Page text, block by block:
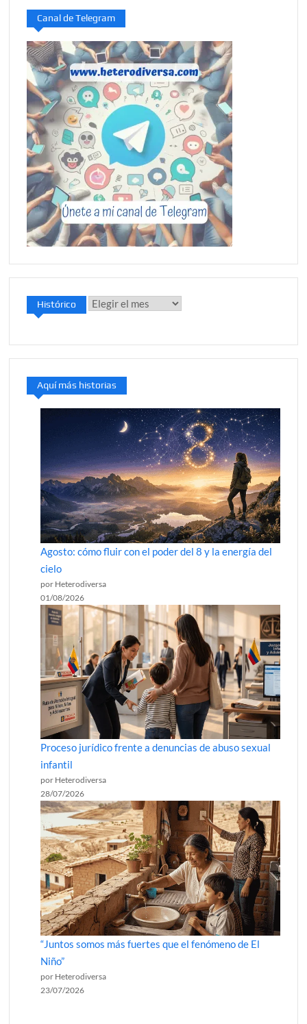
Canal de Telegram
Histórico Histórico
Aquí más historias
Agosto: cómo fluir con el poder del 8 y la energía del
cielo
por Heterodiversa
01/08/2026
Proceso jurídico frente a denuncias de abuso sexual
infantil
por Heterodiversa
28/07/2026
“Juntos somos más fuertes que el fenómeno de El
Niño”
por Heterodiversa
23/07/2026